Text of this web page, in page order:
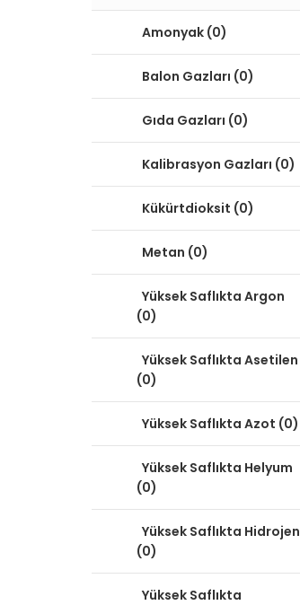
Amonyak (0)
Balon Gazları (0)
Gıda Gazları (0)
Kalibrasyon Gazları (0)
Kükürtdioksit (0)
Metan (0)
Yüksek Saflıkta Argon
(0)
Yüksek Saflıkta Asetilen
(0)
Yüksek Saflıkta Azot (0)
Yüksek Saflıkta Helyum
(0)
Yüksek Saflıkta Hidrojen
(0)
Yüksek Saflıkta